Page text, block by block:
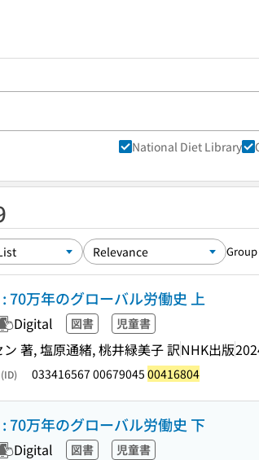
National Diet Library
70万年のグローバル労働史 上
Digital 図書 児童書
著, 塩原通緒, 桃井緑美子 訳NHK出版
033416567 00679045 00416804
70万年のグローバル労働史 下
Digital 図書 児童書